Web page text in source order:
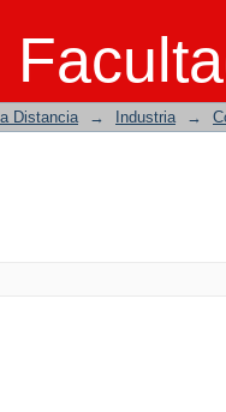
Distancia → Industria →